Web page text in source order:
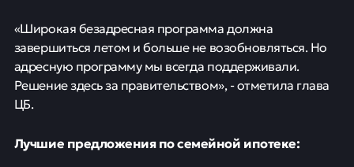
«Широкая безадресная программа должна
завершиться летом и больше не возобновляться. Но
адресную программу мы всегда поддерживали.
Решение здесь за правительством», - отметила глава
ЦБ.
Лучшие предложения по семейной ипотеке: